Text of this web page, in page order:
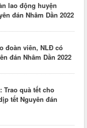
lao động huyện
đán Nhâm Dần 2022
đoàn viên, NLĐ có
đán Nhâm Dần 2022
Trao quà tết cho
tết Nguyên đán